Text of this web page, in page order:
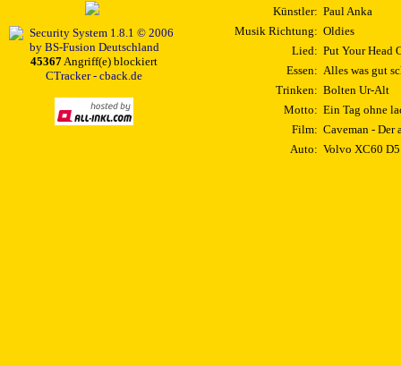
45367Angriff(e) blockiert
CTracker - cback.de
Künstler: Paul Anka
Musik Richtung: Oldies
Lied: Put Your Head
Essen: Alles was gut
Trinken: Bolten Ur-Alt
Motto: Ein Tag ohne
Film: Caveman - Der
Auto: Volvo XC60